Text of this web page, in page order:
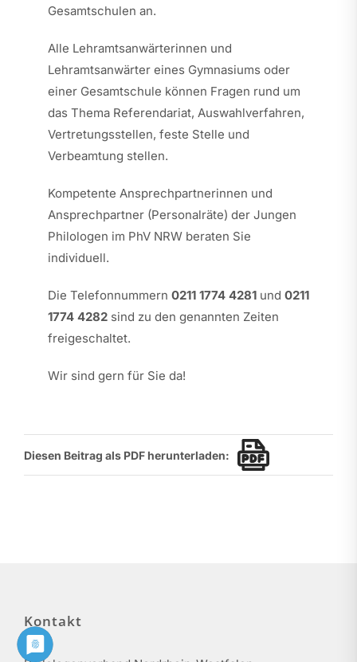
Gesamtschulen an.
Alle Lehramtsanwärterinnen und
Lehramtsanwärter eines Gymnasiums oder
einer Gesamtschule können Fragen rund um
das Thema Referendariat, Auswahlverfahren,
Vertretungsstellen, feste Stelle und
Verbeamtung stellen.
Kompetente Ansprechpartnerinnen und
Ansprechpartner (Personalräte) der Jungen
Philologen im PhV NRW beraten Sie
individuell.
Die Telefonnummern 0211 1774 4281und 0211
1774 4282sind zu den genannten Zeiten
freigeschaltet.
Wir sind gern für Sie da!
Diesen Beitrag als PDF herunterladen:
Kontakt